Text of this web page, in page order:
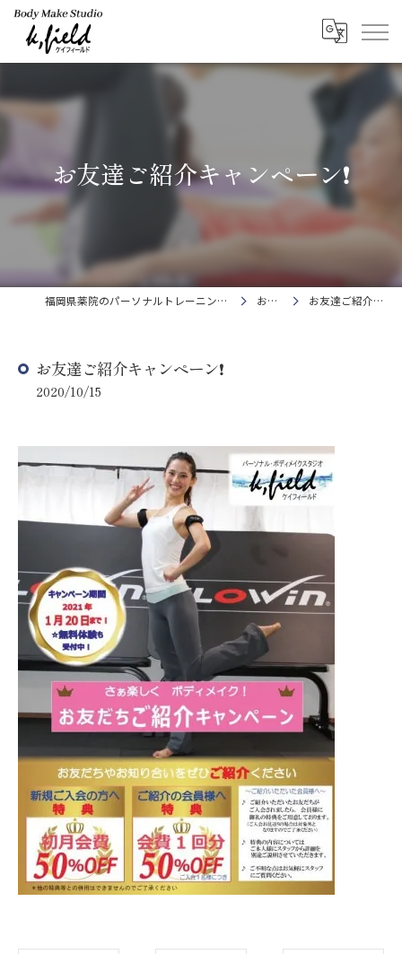
お友達ご紹介キャンペーン❗️
福岡県薬院のパーソナルトレーニングならBody Make Studio k.field お知らせ お友達ご紹介キャンペーン❗️
お友達ご紹介キャンペーン❗️
2020/10/15